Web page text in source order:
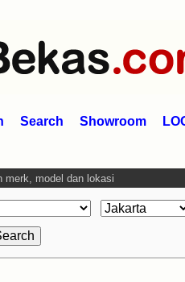
Search Showroom
merk, model dan lokasi